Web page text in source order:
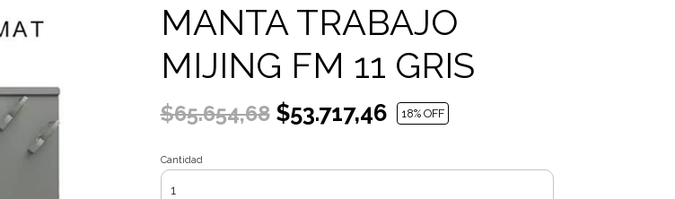
MANTA TRABAJO
MIJING FM 11 GRIS
$65.654,68$53.717,46 18% OFF
Cantidad